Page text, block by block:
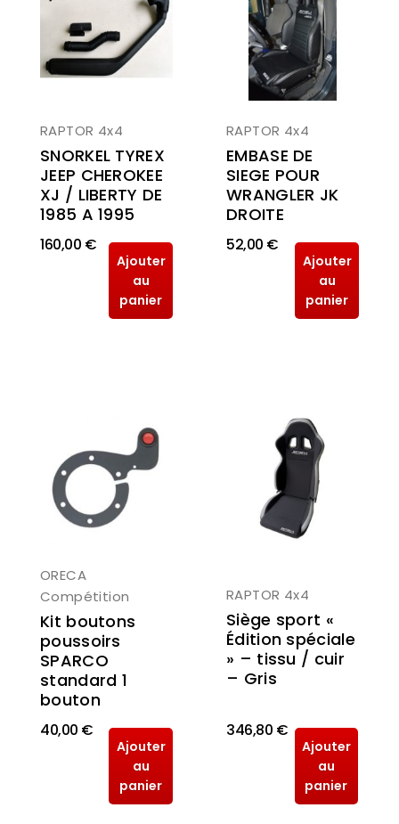
RAPTOR 4x4
SNORKEL TYREX
JEEP CHEROKEE
XJ / LIBERTY DE
1985 A 1995
160,00 €
Ajouter
au
panier
RAPTOR 4x4
EMBASE DE
SIEGE POUR
WRANGLER JK
DROITE
52,00 €
Ajouter
au
panier
ORECA
Compétition
Kit boutons
poussoirs
SPARCO
standard 1
bouton
40,00 €
Ajouter
au
panier
RAPTOR 4x4
Siège sport «
Édition spéciale
» – tissu / cuir
– Gris
346,80 €
Ajouter
au
panier